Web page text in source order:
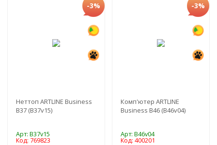
-3%
Неттоп ARTLINE Business
B37 (B37v15)
Арт: B37v15
Код: 769823
-3%
Комп'ютер ARTLINE
Business B46 (B46v04)
Арт: B46v04
Код: 400201